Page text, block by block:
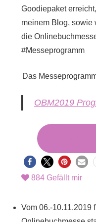
Goodiepaket
meinem Blog, sowie
die
#Messeprogramm
Das
OBM2019
884Gefällt mir
Vom 06.-10.11.2019